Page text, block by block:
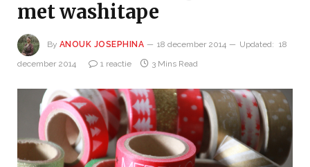
met washitape
By ANOUK JOSEPHINA 18 december 2014 Updated: 18
december 2014
1 reactie 3 Mins Read